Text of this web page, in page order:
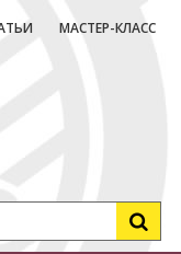
МАСТЕР-КЛАСС